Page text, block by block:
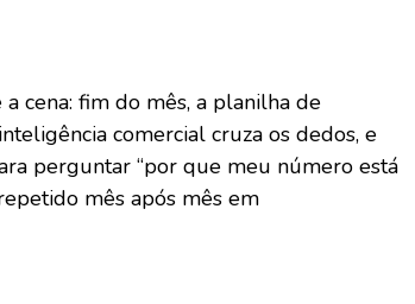
cena: fim do mês, a planilha de
comercial cruza os dedos, e
perguntar “por que meu número está
mês após mês em